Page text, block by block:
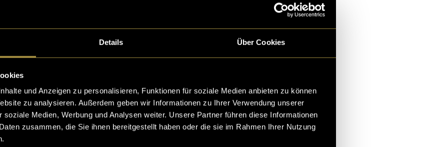
Details Über Cookies
und Anzeigen zu personalisieren, Funktionen für soziale Medien anbieten zu können
zu analysieren. Außerdem geben wir Informationen zu Ihrer Verwendung unserer
soziale Medien, Werbung und Analysen weiter. Unsere Partner führen diese Informationen
zusammen, die Sie ihnen bereitgestellt haben oder die sie im Rahmen Ihrer Nutzung
Michèl
für
City
Menschen. Un
Auch der/die Chef*in ist
mal ein «Möff»